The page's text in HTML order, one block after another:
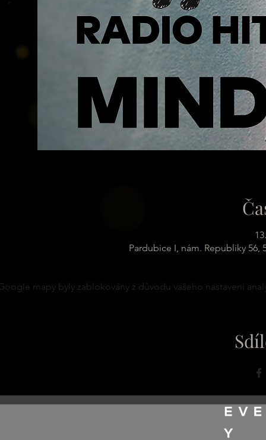
Pardubice I, nám. Republiky 56,
mapy byly zablokovány z důvodu vašeho nastavení